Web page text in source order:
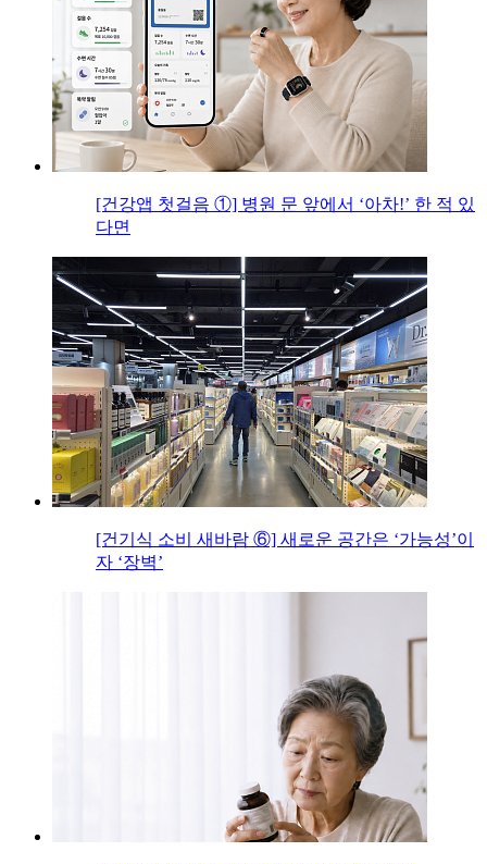
[건강앱 첫걸음 ①] 병원 문 앞에서 ‘아차!’ 한 적 있
다면
[건기식 소비 새바람 ⑥] 새로운 공간은 ‘가능성’이
자 ‘장벽’